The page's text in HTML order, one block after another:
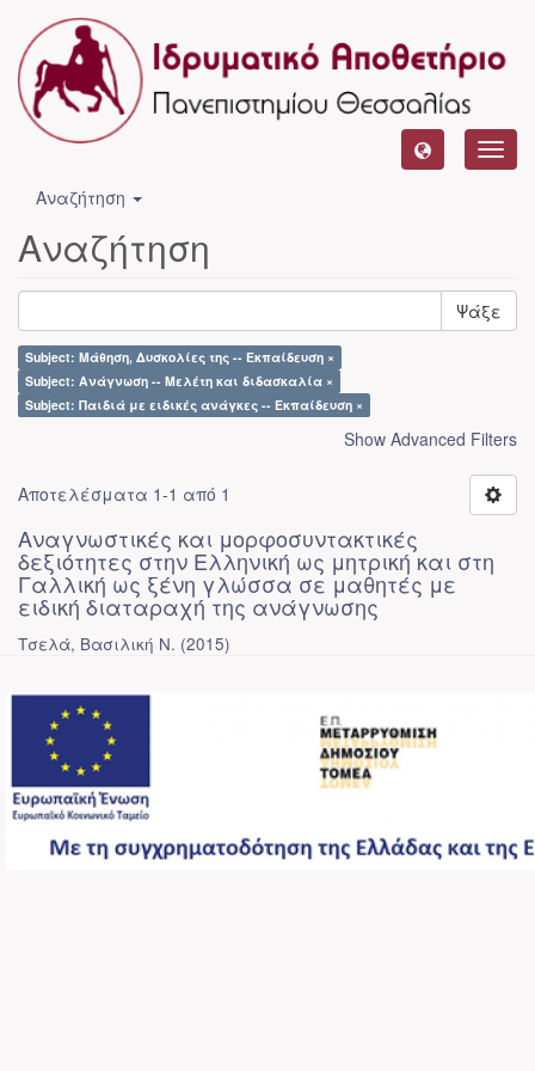
Αναζήτηση
Αναζήτηση
Ψάξε
Subject: Μάθηση, Δυσκολίες της -- Εκπαίδευση ×
Subject: Ανάγνωση -- Μελέτη και διδασκαλία ×
Subject: Παιδιά με ειδικές ανάγκες -- Εκπαίδευση ×
Show Advanced Filters
Αποτελέσματα 1-1 από 1
Αναγνωστικές και μορφοσυντακτικές
δεξιότητες στην Ελληνική ως μητρική και στη
Γαλλική ως ξένη γλώσσα σε μαθητές με
ειδική διαταραχή της ανάγνωσης
Τσελά, Βασιλική Ν. (2015)